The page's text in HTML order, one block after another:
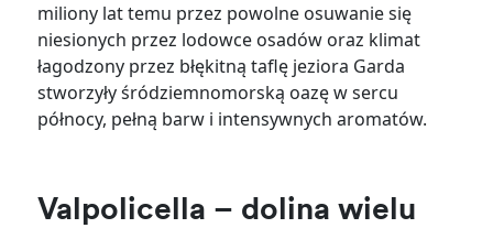
miliony lat temu przez powolne osuwanie się
niesionych przez lodowce osadów oraz klimat
łagodzony przez błękitną taflę jeziora Garda
stworzyły śródziemnomorską oazę w sercu
północy, pełną barw i intensywnych aromatów.
Valpolicella – dolina wielu